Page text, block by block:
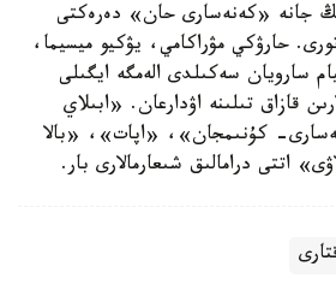
جانە «كەنەسارى حان» دەرەكتى
حارۋكي مۋراكامي، يۋكيو ميسيما،
سارويان سەكىلدى الەمگە ايگىلى
قازاق تىلىنە اۋدارعان. «ابىلاي
كۇنىمجان»، «اپات»، «بالا
اتتى درامالىق شىعارمالارى بار.